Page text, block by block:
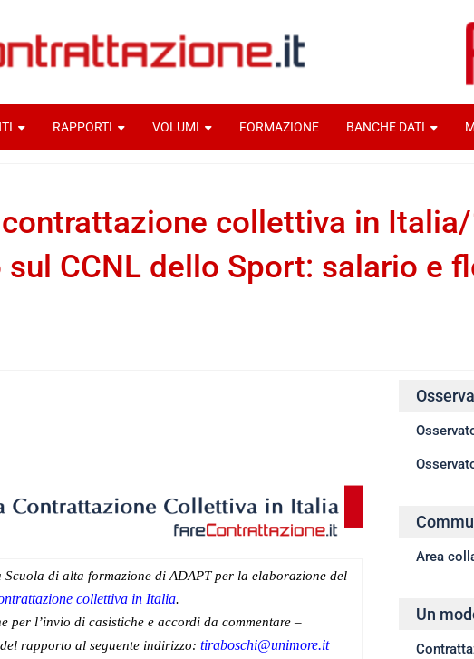
RAPPORTI VOLUMI FORMAZIONE BANCHE DATI
collettiva in
sul CCNL dello Sport: salario e
di alta formazione di ADAPT per la elaborazione del
collettiva in Italia.
per l’invio di casistiche e accordi da commentare –
rapporto al seguente indirizzo: tiraboschi@unimore.it
Area
Un